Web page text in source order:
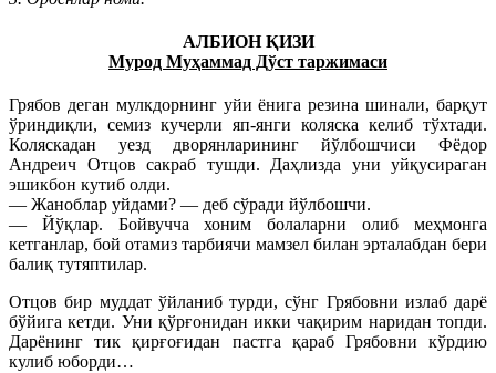
АЛБИОН ҚИЗИ
Мурод Муҳаммад Дўст таржимаси
Грябов деган мулкдорнинг уйи ёнига резина шинали, барқут
ўриндиқли, семиз кучерли яп-янги коляска келиб тўхтади.
Коляскадан уезд дворянларининг йўлбошчиси Фёдор
Андреич Отцов сакраб тушди. Даҳлизда уни уйқусираган
эшикбон кутиб олди.
— Жаноблар уйдами? — деб сўради йўлбошчи.
— Йўқлар. Бойвучча хоним болаларни олиб меҳмонга
кетганлар, бой отамиз тарбиячи мамзел билан эрталабдан бери
балиқ тутяптилар.
Отцов бир муддат ўйланиб турди, сўнг Грябовни излаб дарё
бўйига кетди. Уни қўрғонидан икки чақирим наридан топди.
Дарёнинг тик қирғоғидан пастга қараб Грябовни кўрдию
кулиб юборди…